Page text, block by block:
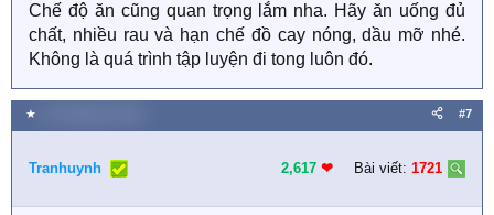
Chế độ ăn cũng quan trọng lắm nha. Hãy ăn uống đủ
chất, nhiều rau và hạn chế đồ cay nóng, dầu mỡ nhé.
Không là quá trình tập luyện đi tong luôn đó.
★ #7
Tranhuynh 2,617 ❤︎ Bài viết: 1721